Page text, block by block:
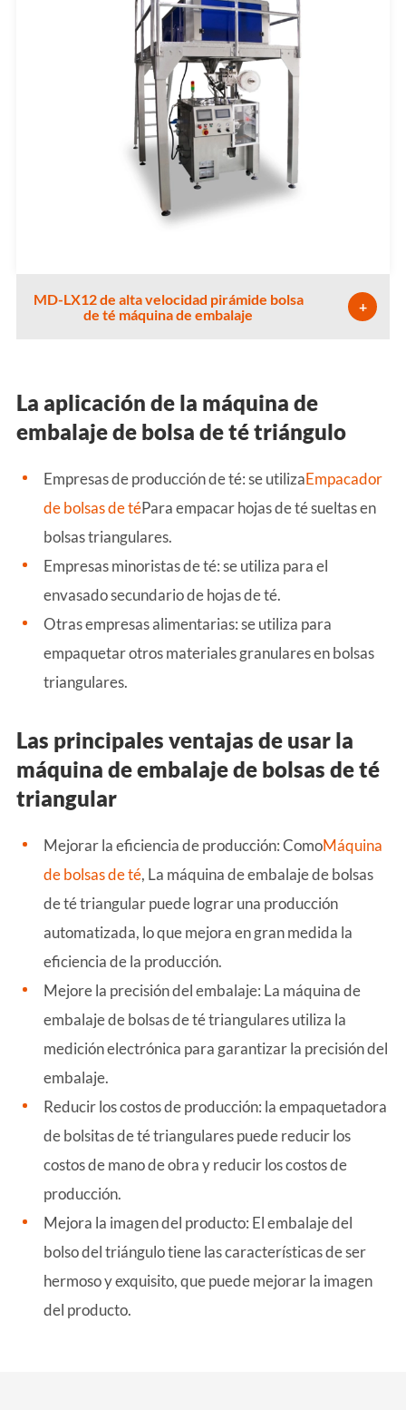
MD-LX12 de alta velocidad pirámide bolsa
de té máquina de embalaje
+
La aplicación de la máquina de
embalaje de bolsa de té triángulo
Empresas de producción de té: se utilizaEmpacador
de bolsas de téPara empacar hojas de té sueltas en
bolsas triangulares.
Empresas minoristas de té: se utiliza para el
envasado secundario de hojas de té.
Otras empresas alimentarias: se utiliza para
empaquetar otros materiales granulares en bolsas
triangulares.
Las principales ventajas de usar la
máquina de embalaje de bolsas de té
triangular
Mejorar la eficiencia de producción: ComoMáquina
de bolsas de té, La máquina de embalaje de bolsas
de té triangular puede lograr una producción
automatizada, lo que mejora en gran medida la
eficiencia de la producción.
Mejore la precisión del embalaje: La máquina de
embalaje de bolsas de té triangulares utiliza la
medición electrónica para garantizar la precisión del
embalaje.
Reducir los costos de producción: la empaquetadora
de bolsitas de té triangulares puede reducir los
costos de mano de obra y reducir los costos de
producción.
Mejora la imagen del producto: El embalaje del
bolso del triángulo tiene las características de ser
hermoso y exquisito, que puede mejorar la imagen
del producto.